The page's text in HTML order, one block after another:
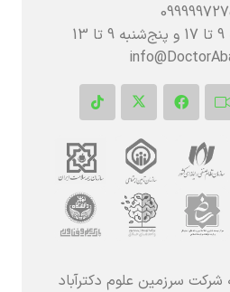
سرزمین علوم دکترآباد